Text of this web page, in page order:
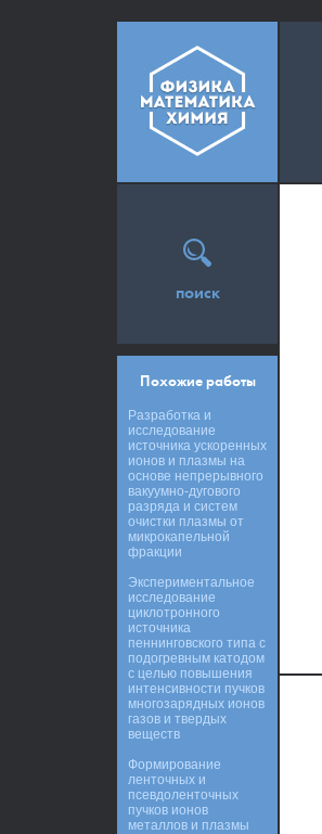
поиск
Похожие работы
Разработка и
исследование
источника ускоренных
ионов и плазмы на
основе непрерывного
вакуумно-дугового
разряда и систем
очистки плазмы от
микрокапельной
фракции
Экспериментальное
исследование
циклотронного
источника
пеннинговского типа с
подогревным катодом
с целью повышения
интенсивности пучков
многозарядных ионов
газов и твердых
веществ
Формирование
ленточных и
псевдоленточных
пучков ионов
металлов и плазмы